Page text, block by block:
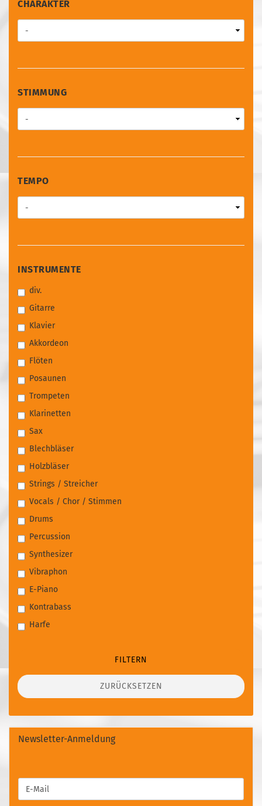
CHARAKTER
CHARAKTER
STIMMUNG
STIMMUNG
TEMPO
TEMPO
INSTRUMENTE
INSTRUMENTE
div.
Gitarre
Klavier
Akkordeon
Flöten
Posaunen
Trompeten
Klarinetten
Sax
Blechbläser
Holzbläser
Strings / Streicher
Vocals / Chor / Stimmen
Drums
Percussion
Synthesizer
Vibraphon
E-Piano
Kontrabass
Harfe
FILTERN
ZURÜCKSETZEN
Newsletter-Anmeldung
ZUR
E-
Mail